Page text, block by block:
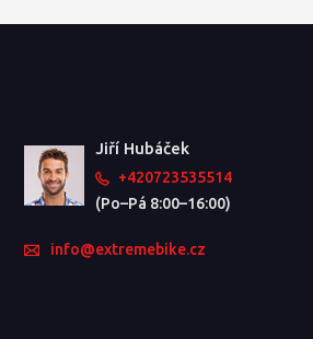
Jiří Hubáček
+420723535514
(Po–Pá 8:00–16:00)
info@extremebike.cz